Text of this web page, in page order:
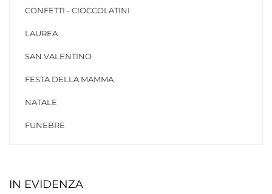
CONFETTI - CIOCCOLATINI
LAUREA
SAN VALENTINO
FESTA DELLA MAMMA
NATALE
FUNEBRE
IN EVIDENZA